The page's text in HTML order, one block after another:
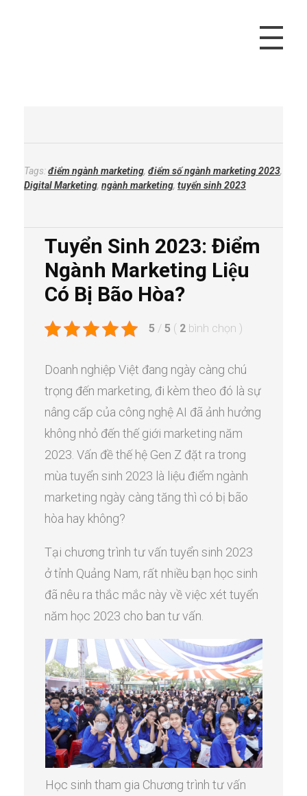
Tuyển Sinh 2023: Điểm
Ngành Marketing Liệu
Có Bị Bão Hòa?
5 / 5 ( 2 bình chọn)
Doanh nghiệp Việt đang ngày càng chú
trọng đến marketing, đi kèm theo đó là sự
nâng cấp của công nghệ AI đã ảnh hưởng
không nhỏ đến thế giới marketing năm
2023. Vấn đề thế hệ Gen Z đặt ra trong
mùa tuyển sinh 2023 là liệu điểm ngành
marketing ngày càng tăng thì có bị bão
hòa hay không?
Tại chương trình tư vấn tuyển sinh 2023
ở tỉnh Quảng Nam, rất nhiều bạn học sinh
đã nêu ra thắc mắc này về việc xét tuyển
năm học 2023 cho ban tư vấn.
Học sinh tham gia Chương trình tư vấn
Tags:điểm ngành marketing, điểm số ngành marketing 2023,
Digital Marketing, ngành marketing, tuyển sinh 2023